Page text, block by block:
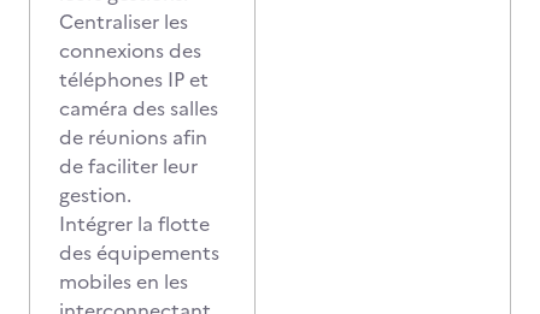
Centraliser les
connexions des
téléphones IP et
caméra des salles
de réunions afin
de faciliter leur
gestion.
Intégrer la flotte
des équipements
mobiles en les